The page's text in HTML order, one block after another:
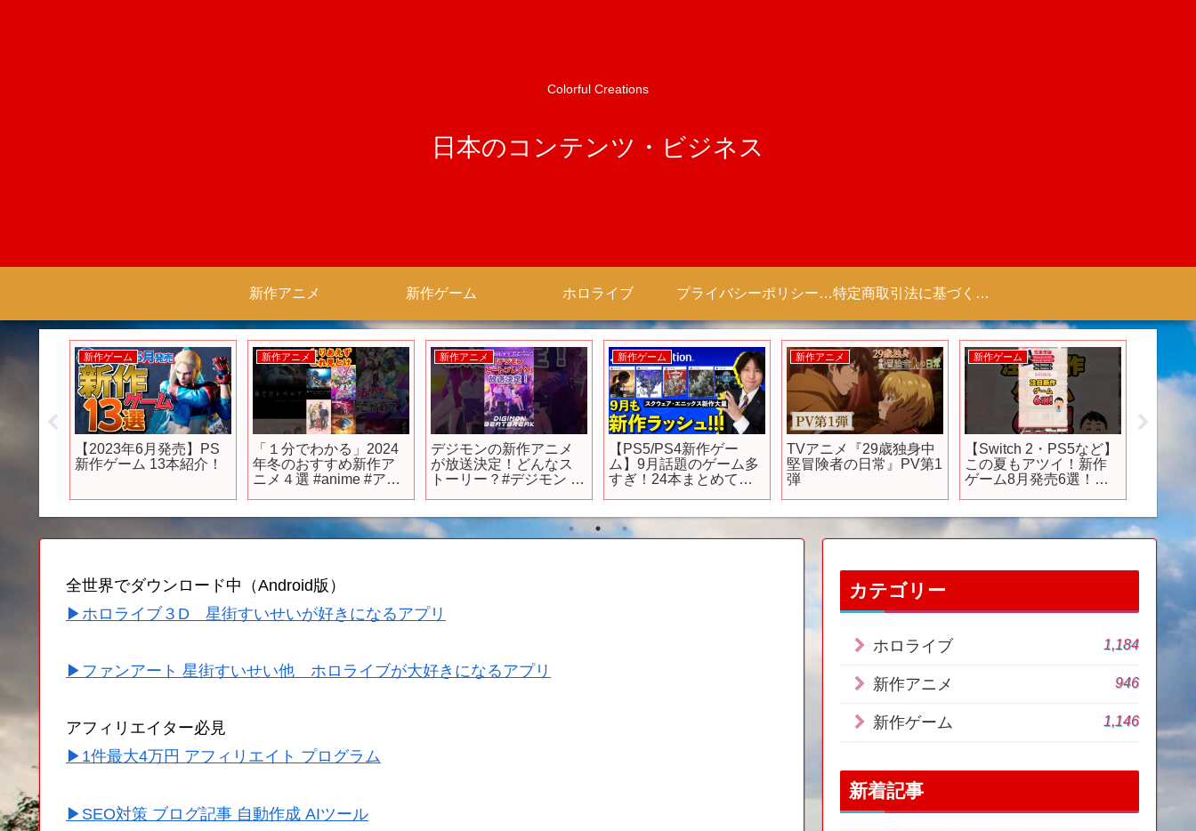
Colorful Creations
日本のコンテンツ・ビジネス
新作アニメ 新作ゲーム ホロライブ プライバシーポリシー 【Colorful Creation】 特定商取引法に基づく表記（商取引に関する開示）
年
新作ゲーム
【2023年6月発売】PS
新作ゲーム 13本紹介！
新作アニメ
「１分でわかる」2024
年冬のおすすめ新作ア
ニメ４選 #anime #アニ
新作アニメ
デジモンの新作アニメ
が放送決定！どんなス
トーリー？#デジモン #
ん #四国めたん解説
新作ゲーム
【PS5/PS4新作ゲー
ム】9月話題のゲーム多
すぎ！24本まとめて紹
新作アニメ
TVアニメ『29歳独身中
堅冒険者の日常』PV第1
弾
新作ゲーム
【Switch 2・PS5など】
この夏もアツイ！新作
ゲーム8月発売6選！
全世界でダウンロード中（Android版）
▶ホロライブ３D 星街すいせいが好きになるアプリ
▶ファンアート 星街すいせい他 ホロライブが大好きになるアプリ
アフィリエイター必見
▶1件最大4万円 アフィリエイト プログラム
▶SEO対策 ブログ記事 自動作成 AIツール
カテゴリー
ホロライブ 1,184
新作アニメ 946
新作ゲーム 1,146
新着記事